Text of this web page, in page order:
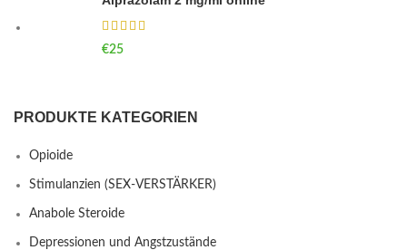
€25
PRODUKTE KATEGORIEN
Opioide
Stimulanzien (SEX-VERSTÄRKER)
Anabole Steroide
Depressionen und Angstzustände